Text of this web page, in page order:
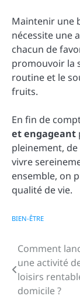
Maintenir une
nécessite une
chacun de
promouvoir la
routine et le
fruits.
En fin de
et engageant
pleinement,
vivre
ensemble, on
qualité de vie.
BIEN-ÊTRE
de
l’article
Comment
une activité
loisirs
domicile ?